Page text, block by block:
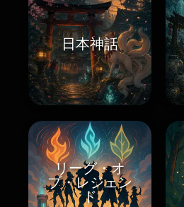
日本神話
リーグ・オ
ブ・レジェン
ド